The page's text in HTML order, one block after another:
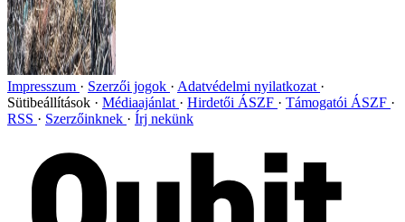
Impresszum Szerzői jogok
Adatvédelmi nyilatkozat
Sütibeállítások
Médiaajánlat Hirdetői ÁSZF
Támogatói ÁSZF
RSS
Szerzőinknek Írj nekünk